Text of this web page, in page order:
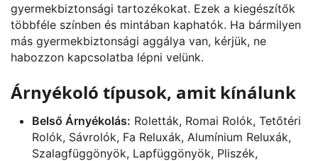
gyermekbiztonsági tartozékokat. Ezek a kiegészítők
többféle színben és mintában kaphatók. Ha bármilyen
más gyermekbiztonsági aggálya van, kérjük, ne
habozzon kapcsolatba lépni velünk.
Árnyékoló típusok, amit kínálunk
Belső Árnyékolás: Roletták, Romai Rolók, Tetőtéri
Rolók, Sávrolók, Fa Reluxák, Alumínium Reluxák,
Szalagfüggönyök, Lapfüggönyök, Pliszék,